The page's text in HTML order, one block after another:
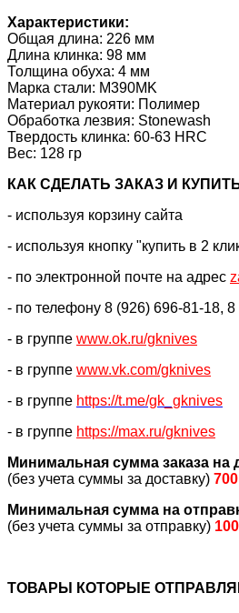
Характеристики:
Общая длина: 226 мм
Длина клинка: 98 мм
Толщина обуха: 4 мм
Марка стали: M390MK
Материал рукояти: Полимер
Обработка лезвия: Stonewash
Твердость клинка: 60-63 HRC
Вес: 128 гр
КАК CДЕЛАТЬ ЗАКАЗ И
- используя корзину сайта
- используя кнопку "купить в 2
- по электронной почте на адрес
- по телефону 8 (926) 696-81-18,
- в группе www.ok.ru/gknives
- в группе www.vk.com/gknives
- в группе https://t.me/gk_gknives
- в группе https://max.ru/gknives
Минимальная сумма заказа на
(без учета суммы за доставку)
Минимальная сумма на
(без учета суммы за отправку)
ТОВАРЫ КОТОРЫЕ